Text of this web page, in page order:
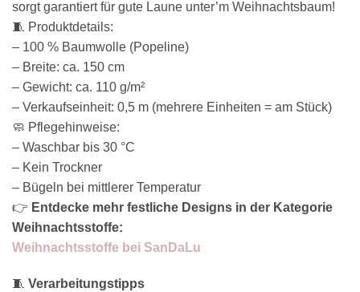
sorgt garantiert für gute Laune unter’m Weihnachtsbaum!
🧵 Produktdetails:
– 100 % Baumwolle (Popeline)
– Breite: ca. 150 cm
– Gewicht: ca. 110 g/m²
– Verkaufseinheit: 0,5 m (mehrere Einheiten = am Stück)
🧼 Pflegehinweise:
– Waschbar bis 30 °C
– Kein Trockner
– Bügeln bei mittlerer Temperatur
👉 Entdecke mehr festliche Designs in der Kategorie
Weihnachtsstoffe:
Weihnachtsstoffe bei SanDaLu
🧵 Verarbeitungstipps